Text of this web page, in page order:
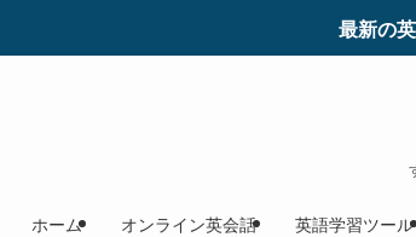
最新の
ホーム オンライン英会話 英語学習ツール